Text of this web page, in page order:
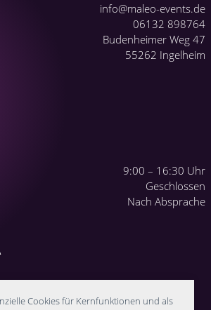
Cookies für Kernfunktionen und als
info@maleo-events.de
06132 898764
Budenheimer Weg 47
55262 Ingelheim
9:00 – 16:30 Uhr
Geschlossen
Nach Absprache